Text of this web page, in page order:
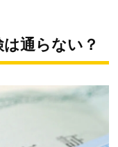
通らない？